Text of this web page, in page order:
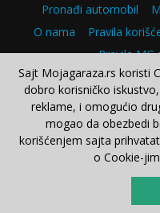
Pronađi automobil
O nama
Pravila
Pravila MG
Sajt Mojagaraza.rs koristi
dobro korisničko
reklame, i omogućio
mogao da obezbedi
korišćenjem sajta
o Cookie-